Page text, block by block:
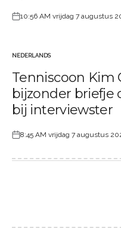
Geplaatst
10:56 AM vrijdag 7 augustus
NEDERLANDS
Tenniscoon Kim
bijzonder briefje
bij interviewster
Geplaatst
op
8:45 AM vrijdag 7 augustus